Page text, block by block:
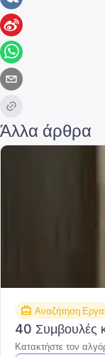
Άλλα άρθρα
Αναζήτηση
40 Συμβουλές
Κατακτήστε τον